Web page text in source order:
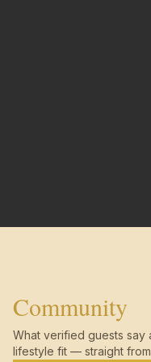
Community
What verified guests say
lifestyle fit — straight